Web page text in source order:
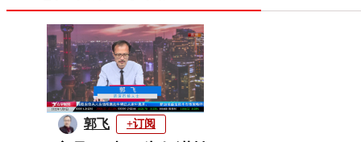
郭飞 +订阅